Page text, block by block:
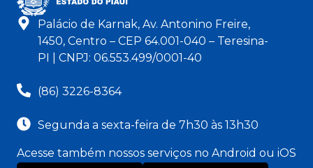
Palácio de Karnak, Av. Antonino Freire,
1450, Centro – CEP 64.001-040 – Teresina-
PI | CNPJ: 06.553.499/0001-40
(86) 3226-8364
Segunda a sexta-feira de 7h30 às 13h30
Acesse também nossos serviços no Android ou iOS